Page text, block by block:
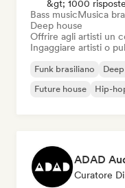
&gt; 1000
Bass musicMusica
Deep house
Offrire agli artisti un
Ingaggiare artisti o
Funk brasiliano
Future house
Hip-
ADAD
Curatore